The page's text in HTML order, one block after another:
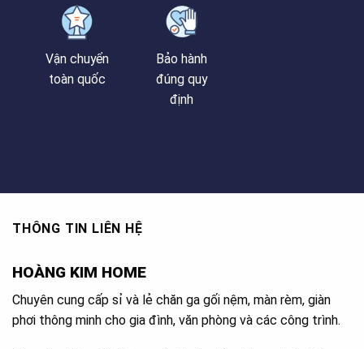
Vận chuyển
toàn quốc
Bảo hành
đúng quy
định
THÔNG TIN LIÊN HỆ
HOÀNG KIM HOME
Chuyên cung cấp sỉ và lẻ chăn ga gối nệm, màn rèm, giàn
phơi thông minh cho gia đình, văn phòng và các công trình.